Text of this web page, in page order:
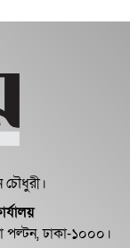
সুষ্ঠু নির্বাচন
জানাল জাতীয়
পল্টন, ঢাকা-১০০০।